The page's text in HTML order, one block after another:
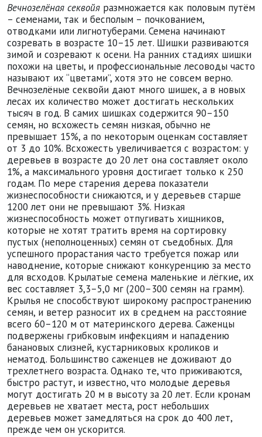
Вечнозелёная секвойя размножается как половым путём
– семенами, так и бесполым – почкованием,
отводками или лигнотуберами. Семена начинают
созревать в возрасте 10–15 лет. Шишки развиваются
зимой и созревают к осени. На ранних стадиях шишки
похожи на цветы, и профессиональные лесоводы часто
называют их “цветами”, хотя это не совсем верно.
Вечнозелёные секвойи дают много шишек, а в новых
лесах их количество может достигать нескольких
тысяч в год. В самих шишках содержится 90–150
семян, но всхожесть семян низкая, обычно не
превышает 15%, а по некоторым оценкам составляет
от 3 до 10%. Всхожесть увеличивается с возрастом: у
деревьев в возрасте до 20 лет она составляет около
1%, а максимального уровня достигает только к 250
годам. По мере старения дерева показатели
жизнеспособности снижаются, и у деревьев старше
1200 лет они не превышают 3%. Низкая
жизнеспособность может отпугивать хищников,
которые не хотят тратить время на сортировку
пустых (неполноценных) семян от съедобных. Для
успешного прорастания часто требуется пожар или
наводнение, которые снижают конкуренцию за место
для всходов. Крылатые семена маленькие и лёгкие, их
вес составляет 3,3–5,0 мг (200–300 семян на грамм).
Крылья не способствуют широкому распространению
семян, и ветер разносит их в среднем на расстояние
всего 60–120 м от материнского дерева. Саженцы
подвержены грибковым инфекциям и нападению
банановых слизней, кустарниковых кроликов и
нематод. Большинство саженцев не доживают до
трехлетнего возраста. Однако те, что приживаются,
быстро растут, и известно, что молодые деревья
могут достигать 20 м в высоту за 20 лет. Если кронам
деревьев не хватает места, рост небольших
деревьев может замедляться на срок до 400 лет,
прежде чем он ускорится.